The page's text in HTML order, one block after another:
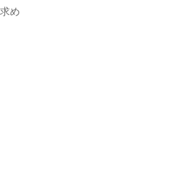
め